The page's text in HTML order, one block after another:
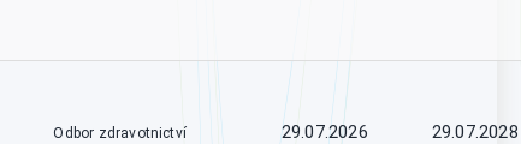
Odbor zdravotnictví 29.07.2026 29.07.2028